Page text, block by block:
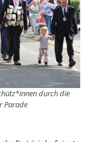
durch die
Parade